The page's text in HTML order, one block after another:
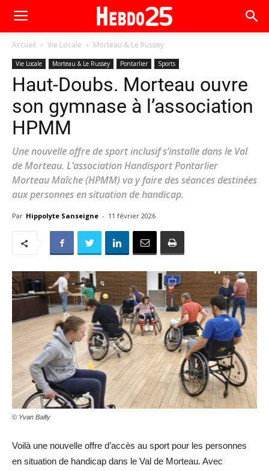
Accueil Vie Locale Morteau & Le Russey
Vie Locale Morteau & Le Russey Pontarlier Sports
Haut-Doubs. Morteau ouvre
son gymnase à l’association
HPMM
Une nouvelle offre de sport inclusif s’installe dans le Val
de Morteau. L’association Handisport Pontarlier
Morteau Maîche (HPMM) va y faire des séances destinées
aux personnes en situation de handicap.
Par Hippolyte Sanseigne - 11 février 2026
© Yvan Bailly
Voilà une nouvelle offre d’accès au sport pour les personnes
en situation de handicap dans le Val de Morteau. Avec